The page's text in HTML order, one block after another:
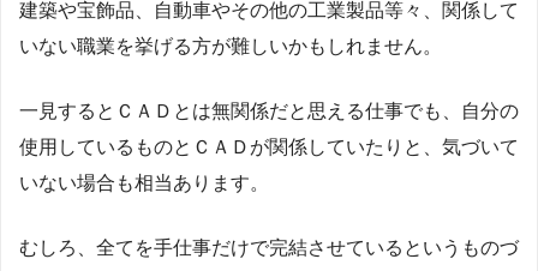
建築や宝飾品、自動車やその他の工業製品等々、関係して
いない職業を挙げる方が難しいかもしれません。
一見するとＣＡＤとは無関係だと思える仕事でも、自分の
使用しているものとＣＡＤが関係していたりと、気づいて
いない場合も相当あります。
むしろ、全てを手仕事だけで完結させているというものづ